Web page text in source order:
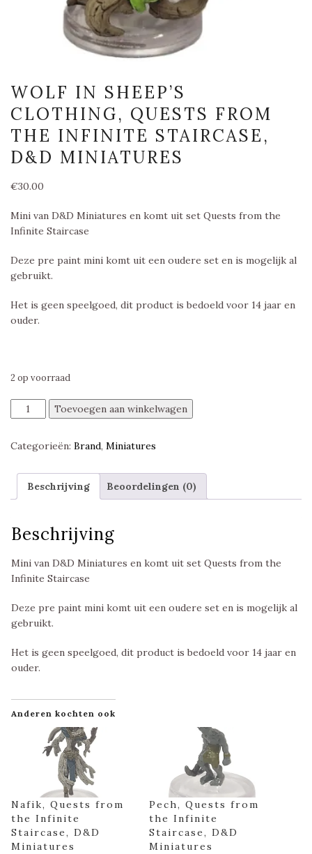
WOLF IN SHEEP’S
CLOTHING, QUESTS FROM
THE INFINITE STAIRCASE,
D&D MINIATURES
€30.00
Mini van D&D Miniatures en komt uit set Quests from the
Infinite Staircase
Deze pre paint mini komt uit een oudere set en is mogelijk al
gebruikt.
Het is geen speelgoed, dit product is bedoeld voor 14 jaar en
ouder.
2 op voorraad
Wolf
in
Clothing,
from
the
Staircase,
D&D
Miniatures
aantal
Toevoegen aan winkelwagen
Categorieën: Brand, Miniatures
Beschrijving Beoordelingen (0)
Beschrijving
Mini van D&D Miniatures en komt uit set Quests from the
Infinite Staircase
Deze pre paint mini komt uit een oudere set en is mogelijk al
gebruikt.
Het is geen speelgoed, dit product is bedoeld voor 14 jaar en
ouder.
Anderen kochten ook
Nafik, Quests from
the Infinite
Staircase, D&D
Miniatures
Pech, Quests from
the Infinite
Staircase, D&D
Miniatures